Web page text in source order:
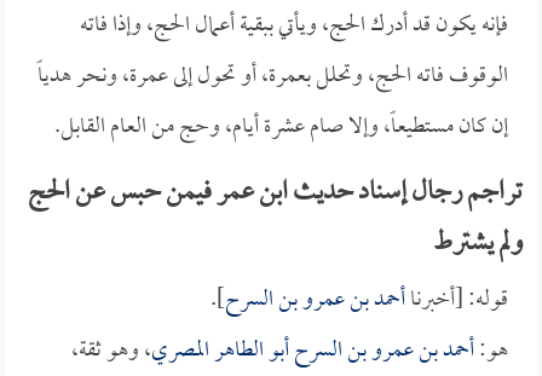
فإنه يكون قد أدرك الحج، ويأتي ببقية أعمال الحج، وإذا فاته
الوقوف فاته الحج، وتحلل بعمرة، أو تحول إلى عمرة، ونحر هدياً
إن كان مستطيعاً، وإلا صام عشرة أيام، وحج من العام القابل.
تراجم رجال إسناد حديث ابن عمر فيمن حبس عن الحج
ولم يشترط
قوله: [أخبرناأحمد بن عمرو بن السرح].
هو:أحمد بن عمرو بن السرح أبو الطاهر المصري، وهو ثقة،